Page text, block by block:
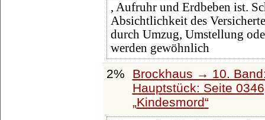
, Aufruhr und Erdbeben ist.
Absichtlichkeit des
durch Umzug, Umstellung
werden gewöhnlich
2%
Brockhaus → 10.
Hauptstück: Seite
Kindesmord